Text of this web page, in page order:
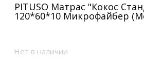
PITUSO Матрас "Кокос
120*60*10 Микрофайбер
Нет в наличии